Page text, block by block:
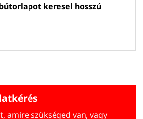
keresel hosszú
amire szükséged van, vagy